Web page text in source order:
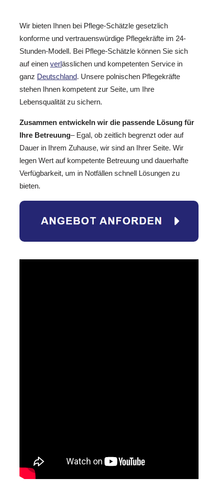
Wir bieten Ihnen bei Pflege-Schätzle gesetzlich
konforme und vertrauenswürdige Pflegekräfte im 24-
Stunden-Modell. Bei Pflege-Schätzle können Sie sich
auf einen verlässlichen und kompetenten Service in
ganz Deutschland. Unsere polnischen Pflegekräfte
stehen Ihnen kompetent zur Seite, um Ihre
Lebensqualität zu sichern.
Zusammen entwickeln wir die passende Lösung für
Ihre Betreuung– Egal, ob zeitlich begrenzt oder auf
Dauer in Ihrem Zuhause, wir sind an Ihrer Seite. Wir
legen Wert auf kompetente Betreuung und dauerhafte
Verfügbarkeit, um in Notfällen schnell Lösungen zu
bieten.